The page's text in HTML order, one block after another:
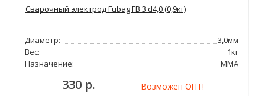
Сварочный электрод Fubag FB 3 d4,0 (0,9кг)
Диаметр:
3,0мм
Вес:
1кг
Назначение:
ММА
330 р. Возможен ОПТ!